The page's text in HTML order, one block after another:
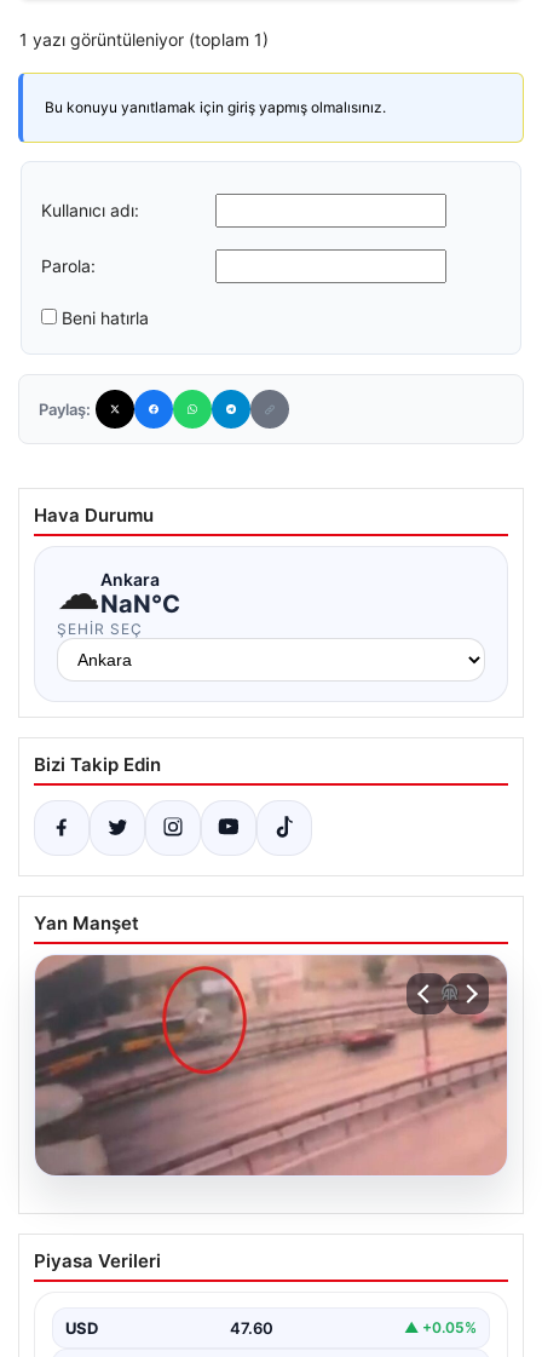
1 yazı görüntüleniyor (toplam 1)
Bu konuyu yanıtlamak için giriş yapmış olmalısınız.
Kullanıcı adı:
Parola:
Beni hatırla
Paylaş:
Hava Durumu
☁Ankara
NaN°C
ŞEHIR SEÇ
Bizi Takip Edin
Yan Manşet
Küçükçekmece’de 3 kişinin öldüğü
kazanın görüntüleri ortaya çıktı
Ölümüne Neden Olan Kaza Güvenlik Kamerası
Görüntüleriyle Ortaya Çıktı",…
Piyasa Verileri
USD 47.60 ▲ +0.05%